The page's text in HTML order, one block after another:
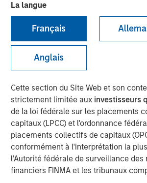
La langue
Français
Anglais
Cette section du Site Web et son
strictement limitée aux investisseurs
de la loi fédérale sur les placements
capitaux (LPCC) et l'ordonnance
placements collectifs de capitaux
conformément à l'interprétation la
l'Autorité fédérale de surveillance des
financiers FINMA et les tribunaux
See below for important disclosures.